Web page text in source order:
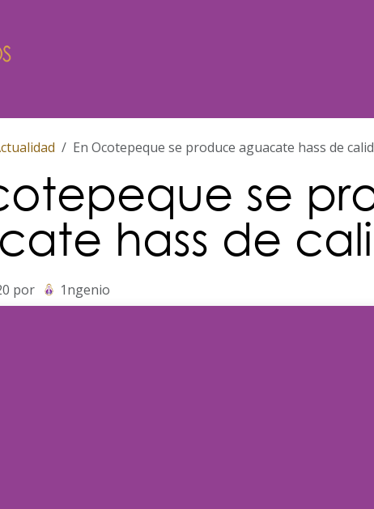
En Ocotepeque se produce aguacate hass de
se
hass de
por 1ngenio